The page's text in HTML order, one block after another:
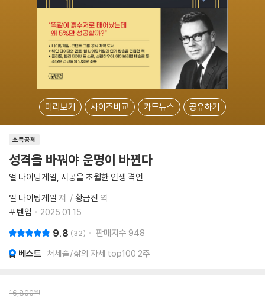
미리보기 사이즈비교 카드뉴스 공유하기
소득공제
성격을 바꿔야 운명이 바뀐다
얼 나이팅게일, 시공을 초월한 인생 격언
얼 나이팅게일 저 황금진 역
포텐업
2025.01.15.
9.8 32 판매지수 948
베스트 처세술/삶의 자세 top100 2주
16,800원